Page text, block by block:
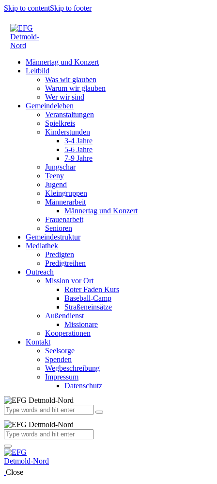
Skip to contentSkip to footer
Männertag und Konzert
Leitbild
Was wir glauben
Warum wir glauben
Wer wir sind
Gemeindeleben
Veranstaltungen
Spielkreis
Kinderstunden
3-4 Jahre
5-6 Jahre
7-9 Jahre
Jungschar
Teeny
Jugend
Kleingruppen
Männerarbeit
Männertag und Konzert
Frauenarbeit
Senioren
Gemeindestruktur
Mediathek
Predigten
Predigtreihen
Outreach
Mission vor Ort
Roter Faden Kurs
Baseball-Camp
Straßeneinsätze
Außendienst
Missionare
Kooperationen
Kontakt
Seelsorge
Spenden
Wegbeschreibung
Impressum
Datenschutz
Close